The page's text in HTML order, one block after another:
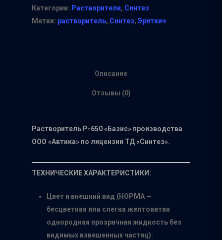
Категории: Растворители, Синтез
Метки: растворитель, Синтез, Эриткич
Описание
Отзывы (0)
Растворитель Р-650 «Базис» производства
ООО «Автика» по лицензии ТД «Синтез».
ТЕХНИЧЕСКИЕ ХАРАКТЕРИСТИКИ:
Цвет и внешний вид (НОРМА —
бесцветная или слегка желтоватая
однородная прозрачная жидкость без
видимых взвешенных частиц):